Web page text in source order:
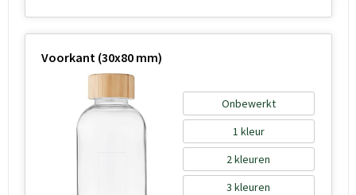
Voorkant (30x80 mm)
Onbewerkt
1
2
3